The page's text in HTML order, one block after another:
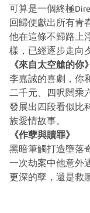
可算是一個終極
回歸便獻出所有青
他在這條不歸路上
樣，已經逐步走向
《來自太空艙的你》
李嘉誠的喜劇，你
二千元、四呎闊乘
發展出四段看似比
族愛情故事。
《作孽與贖罪》
黑暗筆觸打造墮落
一次劫案中他意外
更深的孽，還是救